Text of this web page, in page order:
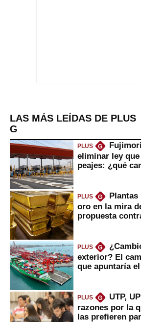
LAS MÁS LEÍDAS DE PLUS
G
PLUS G
eliminar ley
peajes: ¿qué
PLUS G
Plantas
oro en la mira
propuesta
PLUS G
exterior? El
que apuntaría
PLUS G
UTP,
razones por la
las prefieren